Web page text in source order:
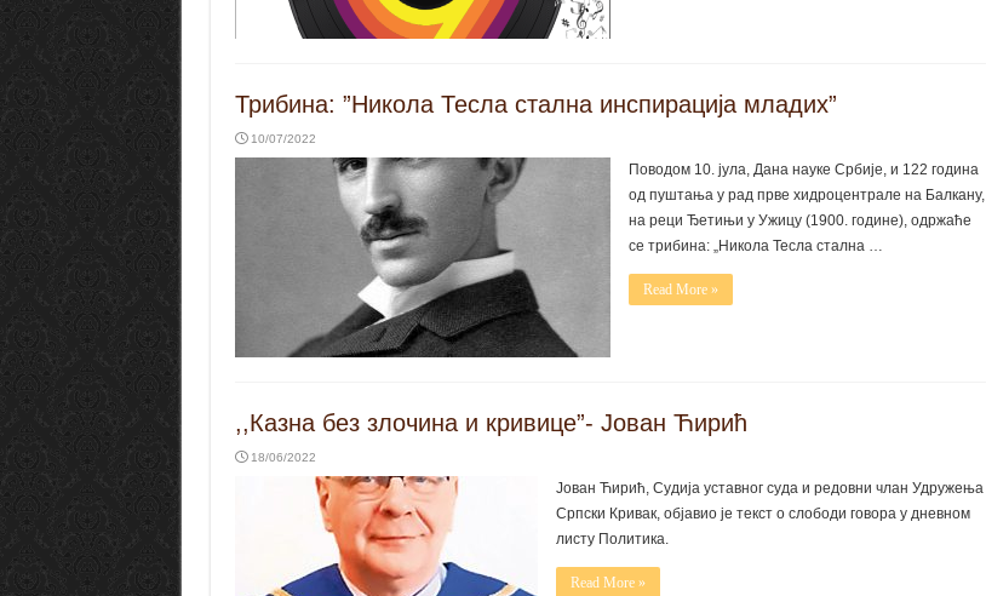
Трибина: ”Никола Тесла стална инспирација младих”
10/07/2022
Поводом 10. јула, Дана науке Србије, и 122 година
од пуштања у рад прве хидроцентрале на Балкану,
на реци Ђетињи у Ужицу (1900. године), одржаће
се трибина: „Никола Тесла стална …
Read More »
,,Казна без злочина и кривице”- Јован Ћирић
18/06/2022
Јован Ћирић, Судија уставног суда и редовни члан Удружења
Српски Кривак, објавио је текст о слободи говора у дневном
листу Политика.
Read More »